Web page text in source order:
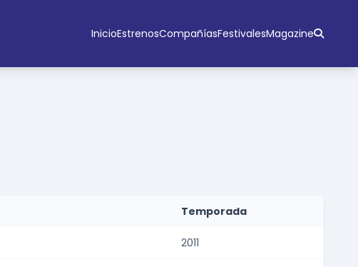
InicioEstrenosCompañíasFestivalesMagazine
Temporada
2011